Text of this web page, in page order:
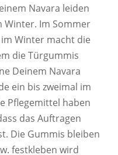
Navara leiden
Winter. Im Sommer
Winter macht die
die Türgummis
Deinem Navara
ein bis zweimal im
Pflegemittel haben
das Auftragen
Die Gummis bleiben
festkleben wird